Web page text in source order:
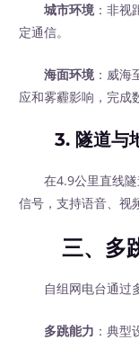
城市环境 ：非
定通信。
海面环境 ：威
应和雾霾影响，完成
3. 隧道与
在4.9公里直线隧
信号，支持语音、视
三、多跳
自组网电台通过多
多跳能力 ：典